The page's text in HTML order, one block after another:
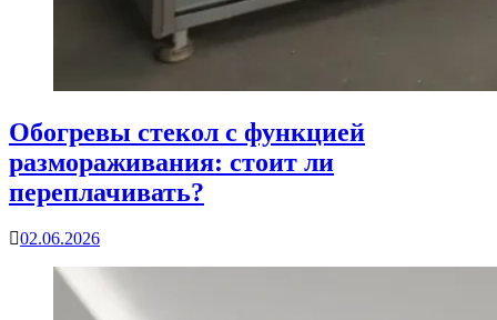
Обогревы стекол с функцией
размораживания: стоит ли
переплачивать?
02.06.2026